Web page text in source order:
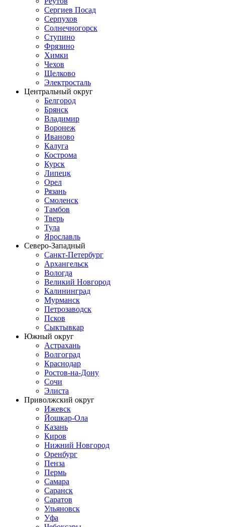
Сергиев Посад
Серпухов
Солнечногорск
Ступино
Фрязино
Химки
Чехов
Щелково
Электросталь
Центральный округ
Белгород
Брянск
Владимир
Воронеж
Иваново
Калуга
Кострома
Курск
Липецк
Орел
Рязань
Смоленск
Тамбов
Тверь
Тула
Ярославль
Северо-Западный
Санкт-Петербург
Архангельск
Вологда
Великий Новгород
Калининград
Мурманск
Петрозаводск
Псков
Сыктывкар
Южный округ
Астрахань
Волгоград
Краснодар
Ростов-на-Дону
Сочи
Элиста
Приволжский округ
Ижевск
Йошкар-Ола
Казань
Киров
Нижний Новгород
Оренбург
Пенза
Пермь
Самара
Саранск
Саратов
Ульяновск
Уфа